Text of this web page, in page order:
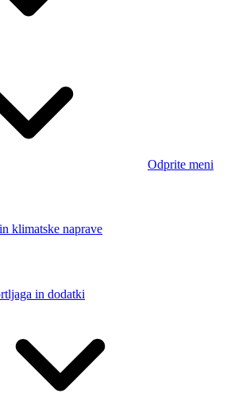
Odprite meni
klimatske naprave
in dodatki